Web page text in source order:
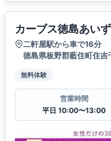
カーブス徳島あい
二軒屋駅から車で16分
徳島県板野郡藍住町住吉
無料体験
営業時間
平日 10:00〜13:00